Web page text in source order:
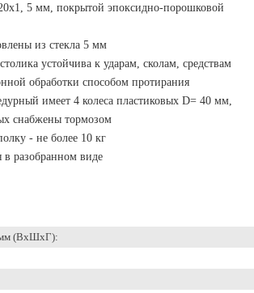
5 мм, покрытой эпоксидно-порошковой
из стекла 5 мм
устойчива к ударам, сколам, средствам
обработки способом протирания
имеет 4 колеса пластиковых D= 40 мм,
снабжены тормозом
- не более 10 кг
в разобранном виде
мм (ВхШхГ):